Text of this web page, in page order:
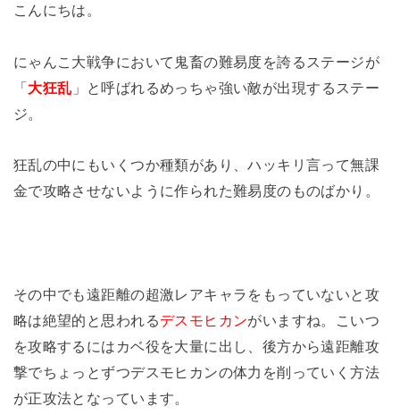
こんにちは。
にゃんこ大戦争において鬼畜の難易度を誇るステージが
「大狂乱 」と呼ばれるめっちゃ強い敵が出現するステー
ジ。
狂乱の中にもいくつか種類があり、ハッキリ言って無課
金で攻略させないように作られた難易度のものばかり。
その中でも遠距離の超激レアキャラをもっていないと攻
略は絶望的と思われるデスモヒカンがいますね。こいつ
を攻略するにはカベ役を大量に出し、後方から遠距離攻
撃でちょっとずつデスモヒカンの体力を削っていく方法
が正攻法となっています。